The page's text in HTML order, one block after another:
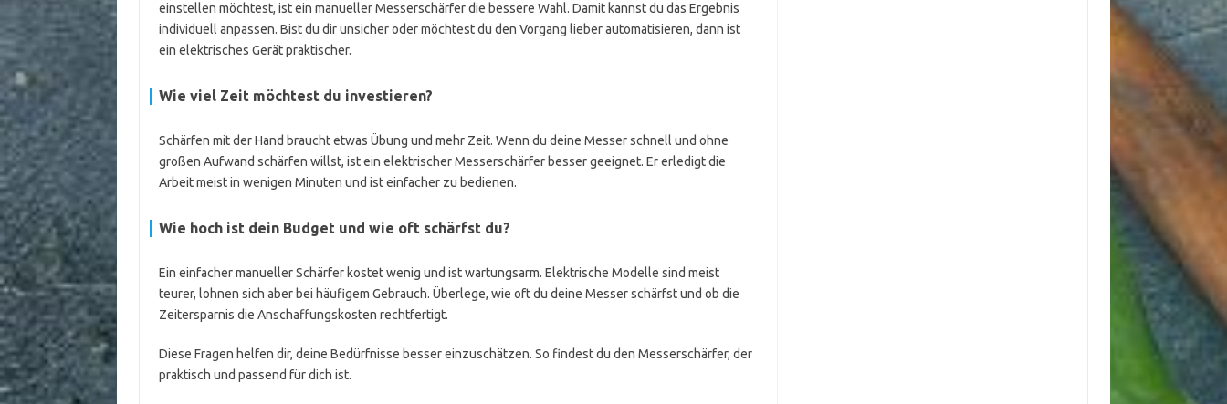
einstellen möchtest, ist ein manueller Messerschärfer die bessere Wahl. Damit kannst du das Ergebnis
individuell anpassen. Bist du dir unsicher oder möchtest du den Vorgang lieber automatisieren, dann ist
ein elektrisches Gerät praktischer.
Wie viel Zeit möchtest du investieren?
Schärfen mit der Hand braucht etwas Übung und mehr Zeit. Wenn du deine Messer schnell und ohne
großen Aufwand schärfen willst, ist ein elektrischer Messerschärfer besser geeignet. Er erledigt die
Arbeit meist in wenigen Minuten und ist einfacher zu bedienen.
Wie hoch ist dein Budget und wie oft schärfst du?
Ein einfacher manueller Schärfer kostet wenig und ist wartungsarm. Elektrische Modelle sind meist
teurer, lohnen sich aber bei häufigem Gebrauch. Überlege, wie oft du deine Messer schärfst und ob die
Zeitersparnis die Anschaffungskosten rechtfertigt.
Diese Fragen helfen dir, deine Bedürfnisse besser einzuschätzen. So findest du den Messerschärfer, der
praktisch und passend für dich ist.